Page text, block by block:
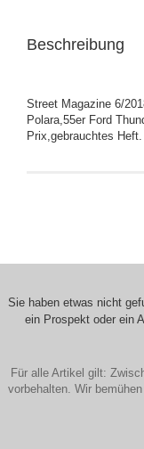
Beschreibung
Street Magazine 6/
Polara,55er Ford
Prix,gebrauchtes Heft.
Sie haben etwas nicht
ein Prospekt oder ein
Für alle Artikel gilt:
vorbehalten. Wir